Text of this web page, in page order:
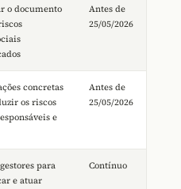
o documento
Antes de
25/05/2026
concretas
os riscos
e
Antes de
25/05/2026
para
e atuar
Contínuo